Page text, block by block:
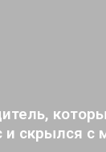
и скрылся с